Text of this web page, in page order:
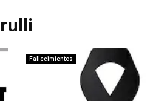
Fallecimientos